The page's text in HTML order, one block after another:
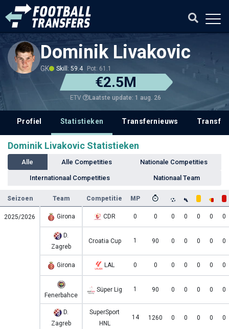
Dominik Livakovic
GK Skill: 59.4 Pot: 61.1
€2.5M
ETV Laatste update: 1 aug. 26
Profiel Statistieken Transfernieuws
Dominik Livakovic Statistieken
Alle Alle Competities Nationale Competities
Internationaal Competities Nationaal Team
Seizoen Team Competitie MP
2025/2026 Girona CDR 0 0 0 0 0 0 0
D.
Zagreb
Croatia Cup 1 90 0 0 0 0 0
Girona LAL 0 0 0 0 0 0 0
Fenerbahce
Süper Lig 1 90 0 0 0 0 0
D.
Zagreb
SuperSport
HNL
14 1260 0 0 0 0 0